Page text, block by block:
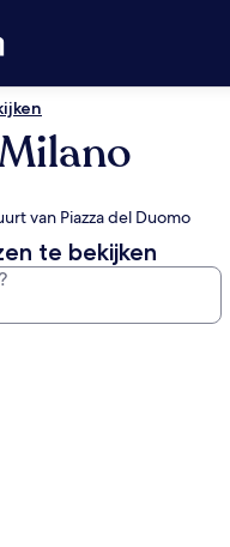
van Piazza del Duomo
te bekijken